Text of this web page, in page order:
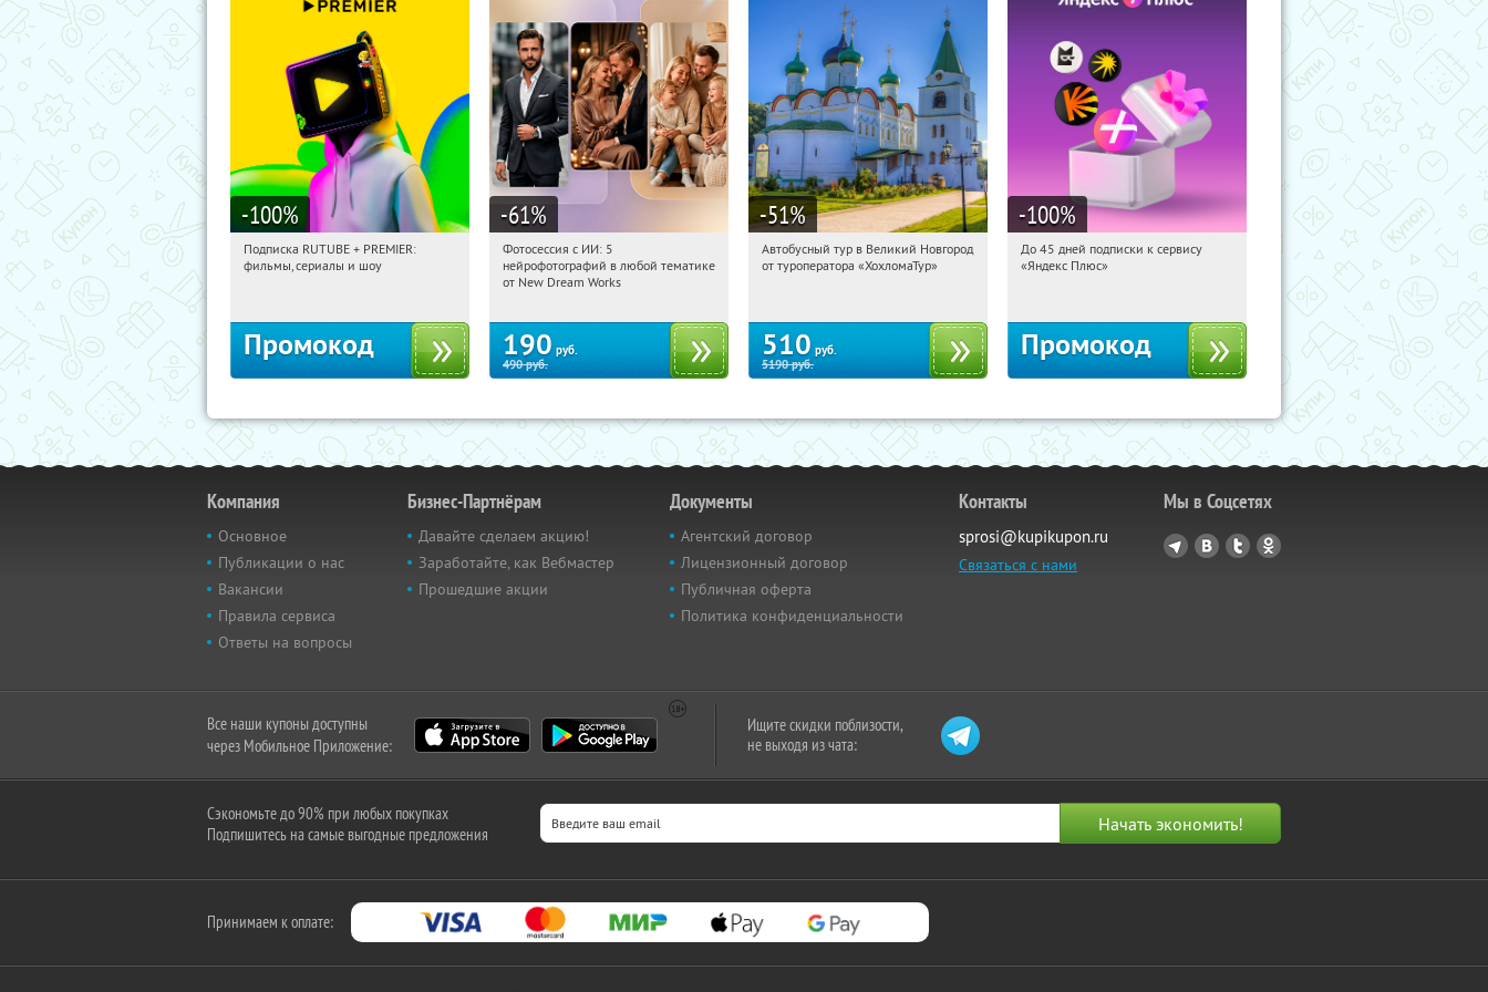
-100%
05:58:52 Получили:
Подписка RUTUBE + PREMIER:
фильмы, сериалы и шоу
Промокод
-61%
05:58:52
Россия
Фотосессия с ИИ: 5
нейрофотографий в любой тематике
от New Dream Works
190 руб.
490руб.
-51%
05:58:52 Купили:2
Автобусный тур в Великий Новгород
от туроператора «ХохломаТур»
510 руб.
5190руб.
-100%
05:58:52 Получили:
До 45 дней подписки к сервису
«Яндекс Плюс»
Промокод
Компания
Основное
Публикации о нас
Вакансии
Правила сервиса
Ответы на вопросы
Бизнес-Партнёрам
Давайте сделаем акцию!
Заработайте, как Вебмастер
Прошедшие акции
Документы
Агентский договор
Лицензионный договор
Публичная оферта
Политика конфиденциальности
Контакты
sprosi@kupikupon.ru
Связаться с нами
Мы в Соцсетях
Все наши купоны доступны
через Мобильное Приложение:
Ищите скидки поблизости,
не выходя из чата:
Сэкономьте до 90% при любых покупках
Подпишитесь на самые выгодные предложения
Принимаем к оплате: